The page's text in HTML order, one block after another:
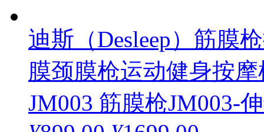
迪斯（Desleep）筋膜
膜颈膜枪运动健身按
JM003 筋膜枪JM003-